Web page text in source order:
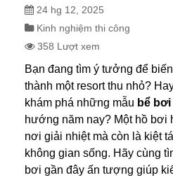
24 hg 12, 2025
Kinh nghiệm thi công
358 Lượt xem
Bạn đang tìm ý tưởng để
thành một resort thu nhỏ?
khám phá những mẫu bể
hướng năm nay? Một hồ bơi
nơi giải nhiệt mà còn là kiệt
không gian sống. Hãy cùng
bơi gần đây ấn tượng giúp